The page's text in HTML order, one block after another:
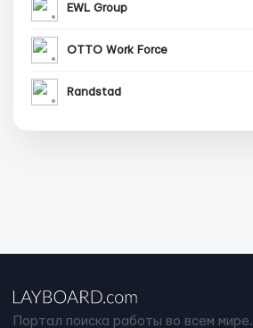
EWL Group
OTTO Work Force
Randstad
Портал поиска работы во всем мире.